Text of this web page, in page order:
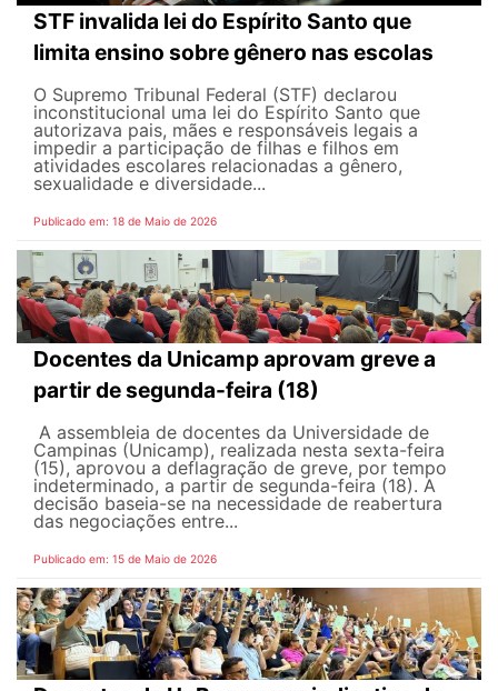
STF invalida lei do Espírito Santo que
limita ensino sobre gênero nas escolas
O Supremo Tribunal Federal (STF) declarou
inconstitucional uma lei do Espírito Santo que
autorizava pais, mães e responsáveis legais ​​a
impedir a participação de filhas e filhos em
atividades escolares relacionadas a gênero,
sexualidade e diversidade...
Publicado em: 18 de Maio de 2026
Docentes da Unicamp aprovam greve a
partir de segunda-feira (18)
A assembleia de docentes da Universidade de
Campinas (Unicamp), realizada nesta sexta-feira
(15), aprovou a deflagração de greve, por tempo
indeterminado, a partir de segunda-feira (18). A
decisão baseia-se na necessidade de reabertura
das negociações entre...
Publicado em: 15 de Maio de 2026